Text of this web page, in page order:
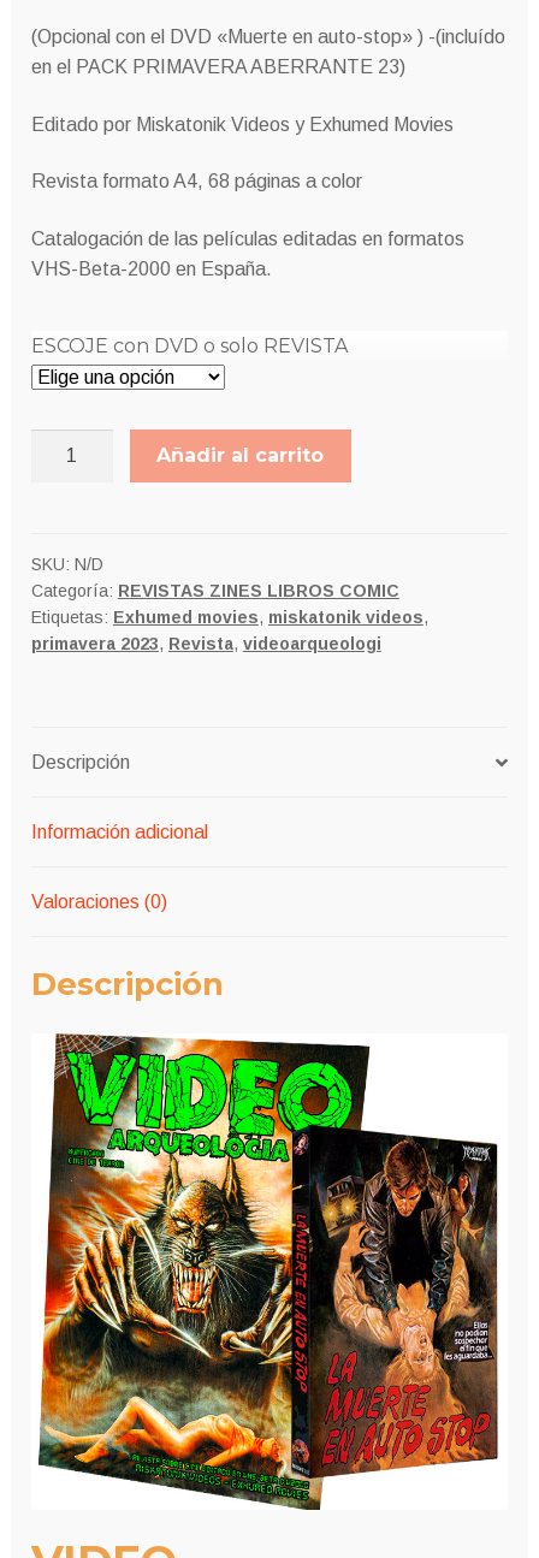
(Opcional con el DVD «Muerte en auto-stop» ) -(incluído
en el PACK PRIMAVERA ABERRANTE 23)
Editado por Miskatonik Videos y Exhumed Movies
Revista formato A4, 68 páginas a color
Catalogación de las películas editadas en formatos
VHS-Beta-2000 en España.
ESCOJE con DVD o solo REVISTA
VIDEOARQUEOLOGÍA
Añadir al carrito
SKU: N/D
Categoría: REVISTAS ZINES LIBROS COMIC
Etiquetas: Exhumed movies, miskatonik videos,
primavera 2023, Revista, videoarqueologi
Descripción
Información adicional
Valoraciones (0)
Descripción